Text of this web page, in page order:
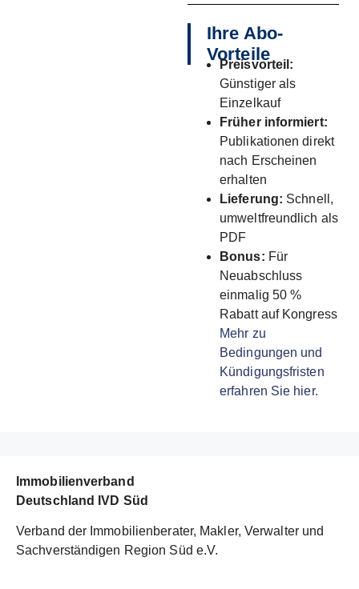
Ihre Abo-
Vorteile
Preisvorteil:
Günstiger als
Einzelkauf
Früher informiert:
Publikationen direkt
nach Erscheinen
erhalten
Lieferung: Schnell,
umweltfreundlich als
PDF
Bonus: Für
Neuabschluss
einmalig 50 %
Rabatt auf Kongress
Mehr zu
Bedingungen und
Kündigungsfristen
erfahren Sie hier.
Immobilienverband
Deutschland IVD Süd
Verband der Immobilienberater, Makler, Verwalter und
Sachverständigen Region Süd e.V.